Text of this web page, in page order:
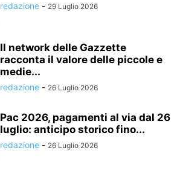
redazione - 29 Luglio 2026
Il network delle Gazzette
racconta il valore delle piccole e
medie...
redazione - 26 Luglio 2026
Pac 2026, pagamenti al via dal 26
luglio: anticipo storico fino...
redazione - 26 Luglio 2026